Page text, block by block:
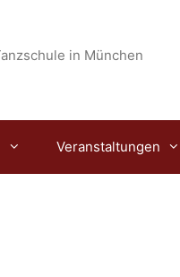
in München
Veranstaltungen